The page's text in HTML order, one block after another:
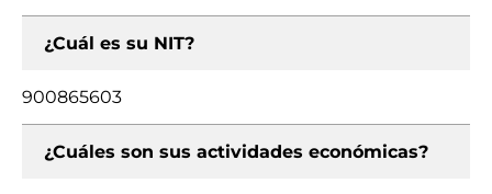
¿Cuál es su NIT?
900865603
¿Cuáles son sus actividades económicas?